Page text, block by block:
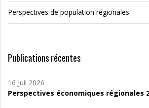
Perspectives de population régionales
Publications récentes
16 Juil 2026
Perspectives économiques régionales